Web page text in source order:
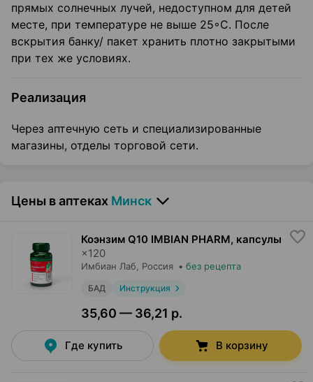
прямых солнечных лучей, недоступном для детей
месте, при температуре не выше 25◦С. После
вскрытия банку/ пакет хранить плотно закрытыми
при тех же условиях.
Реализация
Через аптечную сеть и специализированные
магазины, отделы торговой сети.
Цены в аптеках Минск
Коэнзим Q10 IMBIAN PHARM, капсулы
×120
Имбиан Лаб, Россия • без рецепта
БАД Инструкция
35,60 — 36,21 р.
Где купить В корзину